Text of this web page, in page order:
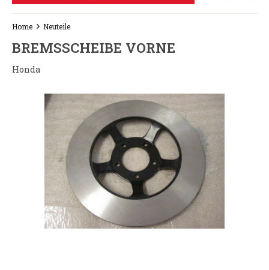
Home Neuteile
BREMSSCHEIBE VORNE
Honda